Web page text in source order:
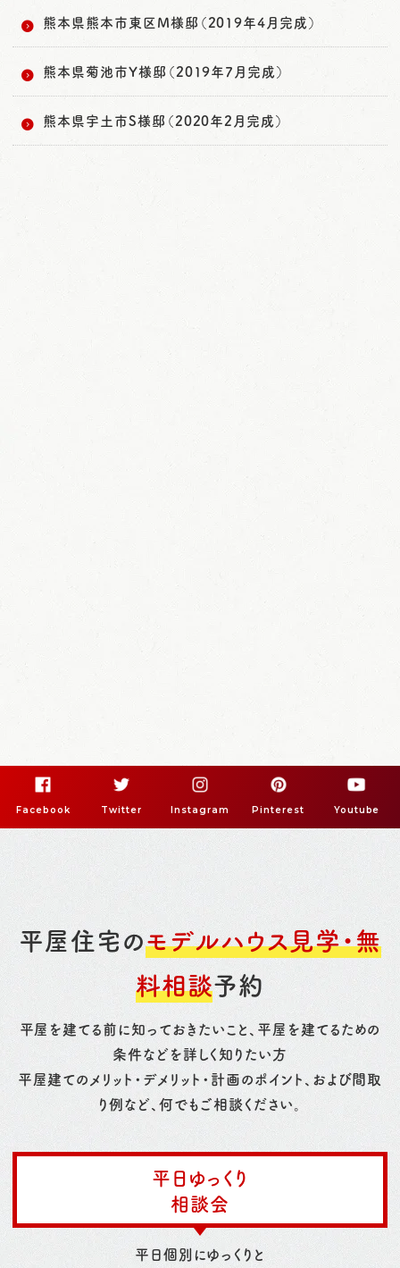
熊本県熊本市東区M様邸（2019年4月完成）
熊本県菊池市Y様邸（2019年7月完成）
熊本県宇土市S様邸（2020年2月完成）
Facebook Twitter Instagram Pinterest Youtube
平屋住宅のモデルハウス見学・無
料相談予約
平屋を建てる前に知っておきたいこと、平屋を建てるための
条件などを詳しく知りたい方
平屋建てのメリット・デメリット・計画のポイント、および間取
り例など、何でもご相談ください。
平日ゆっくり
相談会
平日個別にゆっくりと